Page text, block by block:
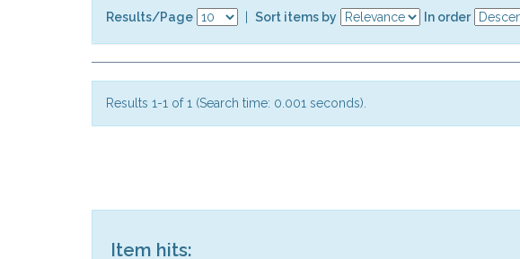
Results/Page Sort items by In order
Results 1-1 of 1 (Search time: 0.001 seconds).
Item hits: